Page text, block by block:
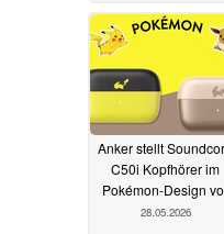
Anker stellt
C50i Kopfhörer im
Pokémon-Design
28.05.2026